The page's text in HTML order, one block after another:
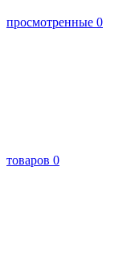
просмотренные 0
товаров 0